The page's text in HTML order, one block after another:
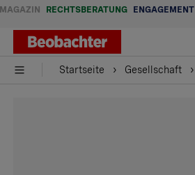
MAGAZIN RECHTSBERATUNG ENGAGEMENT
Startseite Gesellschaft